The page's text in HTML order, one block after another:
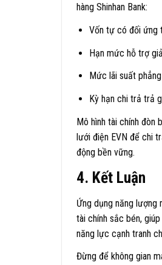
hàng Shinhan Bank:
Vốn tự có đối ứng
Hạn mức hỗ trợ
Mức lãi suất
Kỳ hạn chi trả trả
Mô hình tài chính đòn
lưới điện EVN để chi
động bền vững.
4. Kết Luận
Ứng dụng năng
tài chính sắc bén,
năng lực cạnh tranh
Đừng để không gian